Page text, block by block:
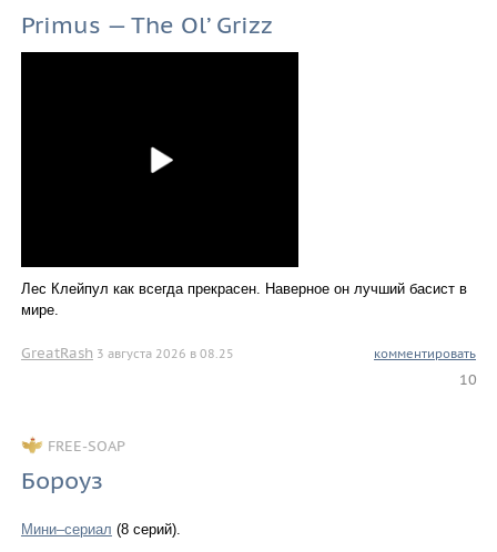
Primus — The Ol’ Grizz
Лес Клейпул как всегда прекрасен. Наверное он лучший басист в
мире.
GreatRash 3 августа 2026 в 08.25 комментировать
10
FREE-SOAP
Бороуз
Мини–сериал (8 серий).